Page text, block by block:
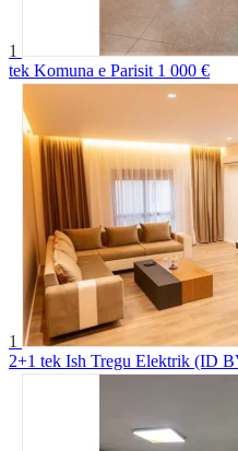
1
tek Komuna e Parisit 1 000 €
1
2+1 tek Ish Tregu Elektrik (ID